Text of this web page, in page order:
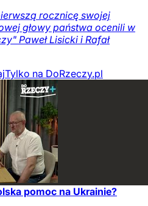
rocznicę swojej
głowy państwa ocenili w
Paweł Lisicki i Rafał
Tylko na DoRzeczy.pl
pomoc na Ukrainie?